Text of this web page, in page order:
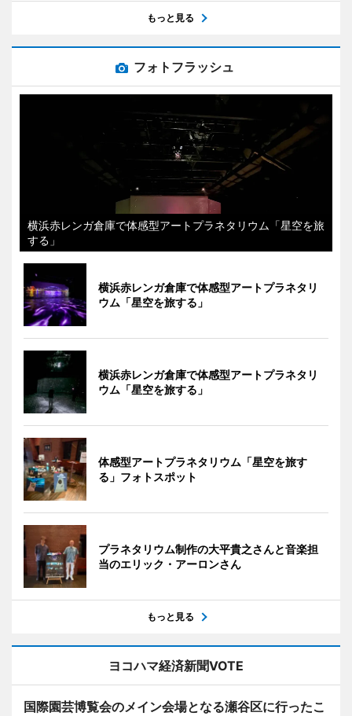
もっと見る
フォトフラッシュ
横浜赤レンガ倉庫で体感型アートプラネタリウム「星空を旅
する」
横浜赤レンガ倉庫で体感型アートプラネタリ
ウム「星空を旅する」
横浜赤レンガ倉庫で体感型アートプラネタリ
ウム「星空を旅する」
体感型アートプラネタリウム「星空を旅す
る」フォトスポット
プラネタリウム制作の大平貴之さんと音楽担
当のエリック・アーロンさん
もっと見る
ヨコハマ経済新聞VOTE
国際園芸博覧会のメイン会場となる瀬谷区に行ったこ